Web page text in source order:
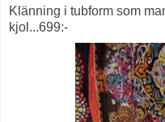
Klänning i tubform som
kjol...699:-